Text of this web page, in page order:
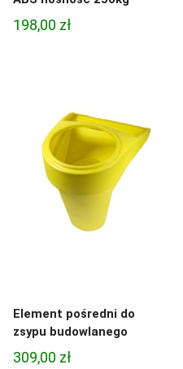
198,00 zł
Element pośredni do
zsypu budowlanego
309,00 zł